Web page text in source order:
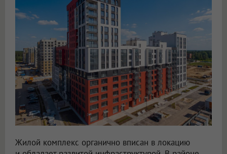
Жилой комплекс органично вписан в локацию